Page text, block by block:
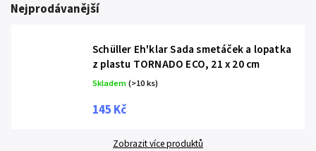
Nejprodávanější
Schüller Eh'klar Sada smetáček a lopatka
z plastu TORNADO ECO, 21 x 20 cm
Skladem(>10 ks)
145 Kč
Zobrazit více produktů